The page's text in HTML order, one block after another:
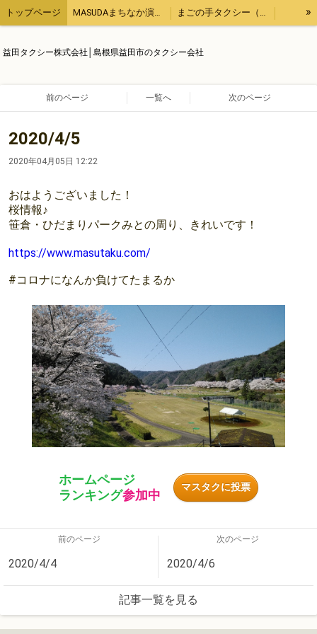
トップページ MASUDAまちなか演奏会 まごの手タクシー（用事の代行、飲食のテイクアウトなど） »
益田タクシー株式会社│島根県益田市のタクシー会社
前のページ 一覧へ 次のページ
2020/4/5
2020年04月05日 12:22
おはようございました！
桜情報♪
笹倉・ひだまりパークみとの周り、きれいです！
https://www.masutaku.com/
#コロナになんか負けてたまるか
ホームページ
ランキング参加中
マスタクに投票
前のページ
2020/4/4
次のページ
2020/4/6
記事一覧を見る